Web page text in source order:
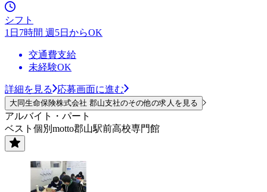
シフト
1日7時間 週5日からOK
交通費支給
未経験OK
詳細を見る 応募画面に進む
大同生命保険株式会社 郡山支社のその他の求人を見る
アルバイト・パート
ベスト個別motto郡山駅前高校専門館